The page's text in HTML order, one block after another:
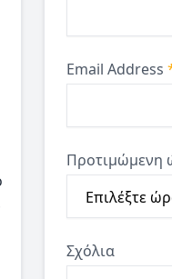
Email Address
Προτιμώμενη
Σχόλια